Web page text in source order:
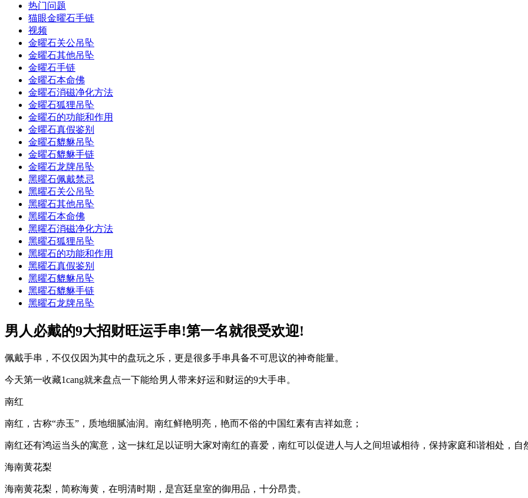
热门问题
猫眼金曜石手链
视频
金曜石关公吊坠
金曜石其他吊坠
金曜石手链
金曜石本命佛
金曜石消磁净化方法
金曜石狐狸吊坠
金曜石的功能和作用
金曜石真假鉴别
金曜石貔貅吊坠
金曜石貔貅手链
金曜石龙牌吊坠
黑曜石佩戴禁忌
黑曜石关公吊坠
黑曜石其他吊坠
黑曜石本命佛
黑曜石消磁净化方法
黑曜石狐狸吊坠
黑曜石的功能和作用
黑曜石真假鉴别
黑曜石貔貅吊坠
黑曜石貔貅手链
黑曜石龙牌吊坠
男人必戴的9大招财旺运手串!第一名就很受欢迎!
佩戴手串，不仅仅因为其中的盘玩之乐，更是很多手串具备不可思议的神奇能量。
今天第一收藏1cang就来盘点一下能给男人带来好运和财运的9大手串。
南红
南红，古称“赤玉”，质地细腻油润。南红鲜艳明亮，艳而不俗的中国红素有吉祥如意；
南红还有鸿运当头的寓意，这一抹红足以证明大家对南红的喜爱，南红可以促进人与人之间坦诚相待，保持家庭和谐相处，自
海南黄花梨
海南黄花梨，简称海黄，在明清时期，是宫廷皇室的御用品，十分昂贵。